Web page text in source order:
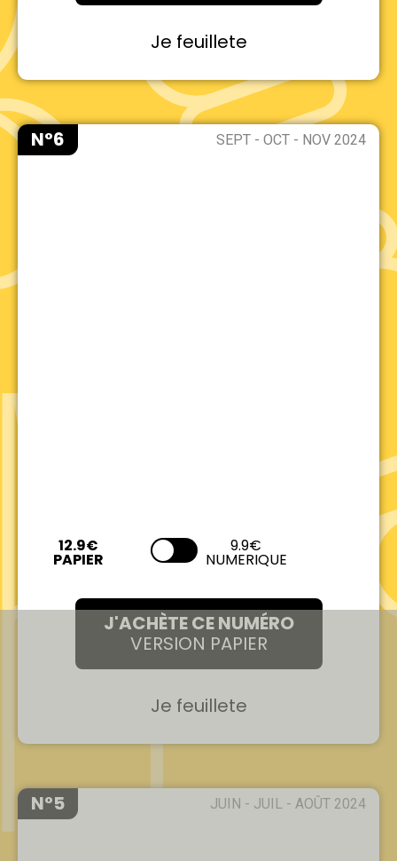
Je feuillete
N°6 SEPT - OCT - NOV 2024
9.9€
NUMERIQUE
J'ACHÈTE CE NUMÉRO
VERSION PAPIER
Je feuillete
N°5 JUIN - JUIL - AOÛT 2024